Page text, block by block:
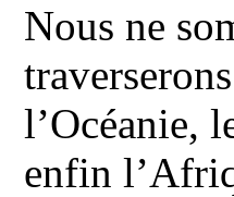
Nous ne
l’Océanie,
enfin